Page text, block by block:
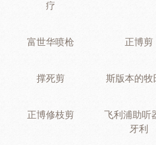
疗
富世华喷枪 正博剪
撑死剪 斯版本的牧
正博修枝剪
飞利浦助听
牙利